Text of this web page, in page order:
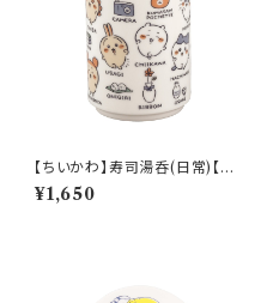
【ちいかわ】寿司湯呑(日常)【CK
W50】CKW51-327
¥1,650